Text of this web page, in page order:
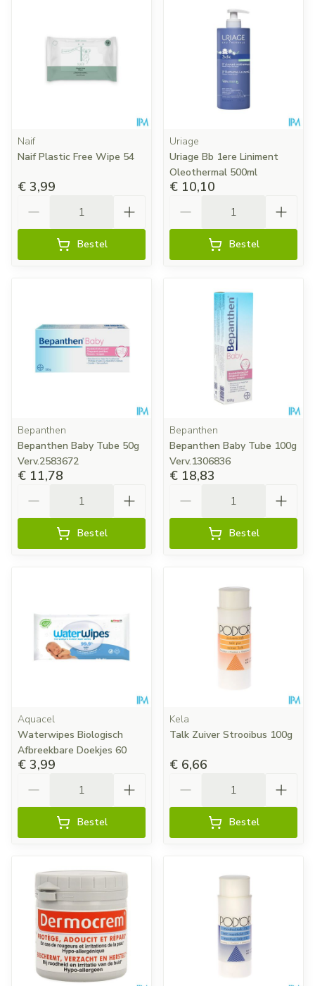
Naif
Naif Plastic Free Wipe 54
€ 3,99
Bestel
Uriage
Uriage Bb 1ere Liniment
Oleothermal 500ml
€ 10,10
Bestel
Bepanthen
Bepanthen Baby Tube 50g
Verv.2583672
€ 11,78
Bestel
Bepanthen
Bepanthen Baby Tube 100g
Verv.1306836
€ 18,83
Bestel
Aquacel
Waterwipes Biologisch
Afbreekbare Doekjes 60
€ 3,99
Bestel
Kela
Talk Zuiver Strooibus 100g
€ 6,66
Bestel